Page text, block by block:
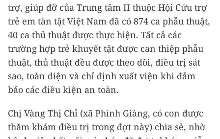
trợ, giúp đỡ của Trung tâm II thuộc Hội Cứu trợ
trẻ em tàn tật Việt Nam đã có 874 ca phẫu thuật,
40 ca thủ thuật được thực hiện. Tất cả các
trường hợp trẻ khuyết tật được can thiệp phẫu
thuật, thủ thuật đều được theo dõi, điều trị sát
sao, toàn diện và chỉ định xuất viện khi đảm
bảo các điều kiện an toàn.
Chị Vàng Thị Chỉ (xã Phình Giàng, có con được
thăm khám điều trị trong đợt này) chia sẻ, nhờ